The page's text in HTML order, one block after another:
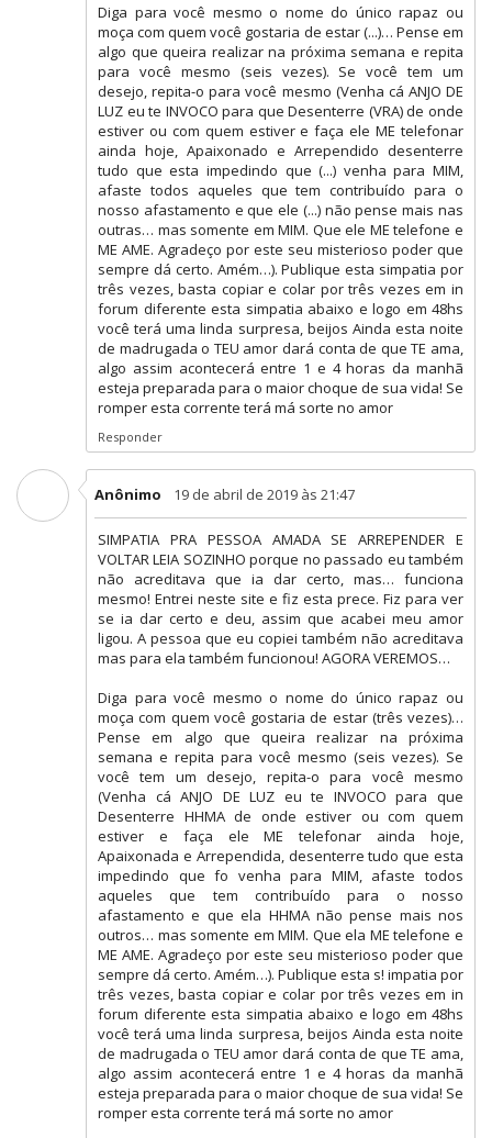
Diga para você mesmo o nome do único rapaz ou
moça com quem você gostaria de estar (...)… Pense em
algo que queira realizar na próxima semana e repita
para você mesmo (seis vezes). Se você tem um
desejo, repita-o para você mesmo (Venha cá ANJO DE
LUZ eu te INVOCO para que Desenterre (VRA) de onde
estiver ou com quem estiver e faça ele ME telefonar
ainda hoje, Apaixonado e Arrependido desenterre
tudo que esta impedindo que (...) venha para MIM,
afaste todos aqueles que tem contribuído para o
nosso afastamento e que ele (...) não pense mais nas
outras… mas somente em MIM. Que ele ME telefone e
ME AME. Agradeço por este seu misterioso poder que
sempre dá certo. Amém…). Publique esta simpatia por
três vezes, basta copiar e colar por três vezes em in
forum diferente esta simpatia abaixo e logo em 48hs
você terá uma linda surpresa, beijos Ainda esta noite
de madrugada o TEU amor dará conta de que TE ama,
algo assim acontecerá entre 1 e 4 horas da manhã
esteja preparada para o maior choque de sua vida! Se
romper esta corrente terá má sorte no amor
Responder
Anônimo 19 de abril de 2019 às 21:47
SIMPATIA PRA PESSOA AMADA SE ARREPENDER E
VOLTAR LEIA SOZINHO porque no passado eu também
não acreditava que ia dar certo, mas… funciona
mesmo! Entrei neste site e fiz esta prece. Fiz para ver
se ia dar certo e deu, assim que acabei meu amor
ligou. A pessoa que eu copiei também não acreditava
mas para ela também funcionou! AGORA VEREMOS…
Diga para você mesmo o nome do único rapaz ou
moça com quem você gostaria de estar (três vezes)…
Pense em algo que queira realizar na próxima
semana e repita para você mesmo (seis vezes). Se
você tem um desejo, repita-o para você mesmo
(Venha cá ANJO DE LUZ eu te INVOCO para que
Desenterre HHMA de onde estiver ou com quem
estiver e faça ele ME telefonar ainda hoje,
Apaixonada e Arrependida, desenterre tudo que esta
impedindo que fo venha para MIM, afaste todos
aqueles que tem contribuído para o nosso
afastamento e que ela HHMA não pense mais nos
outros… mas somente em MIM. Que ela ME telefone e
ME AME. Agradeço por este seu misterioso poder que
sempre dá certo. Amém…). Publique esta s! impatia por
três vezes, basta copiar e colar por três vezes em in
forum diferente esta simpatia abaixo e logo em 48hs
você terá uma linda surpresa, beijos Ainda esta noite
de madrugada o TEU amor dará conta de que TE ama,
algo assim acontecerá entre 1 e 4 horas da manhã
esteja preparada para o maior choque de sua vida! Se
romper esta corrente terá má sorte no amor